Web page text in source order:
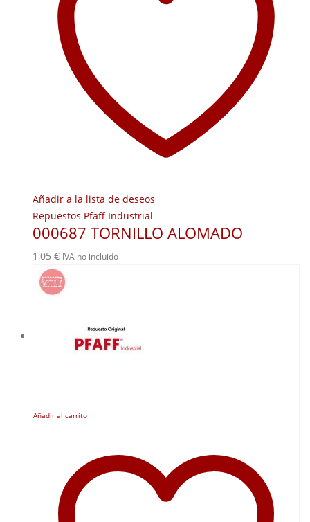
Añadir a la lista de deseos
Repuestos Pfaff Industrial
000687 TORNILLO ALOMADO
1,05 € IVA no incluido
Añadir al carrito